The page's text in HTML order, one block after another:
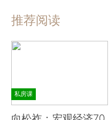
推荐阅读
私房课